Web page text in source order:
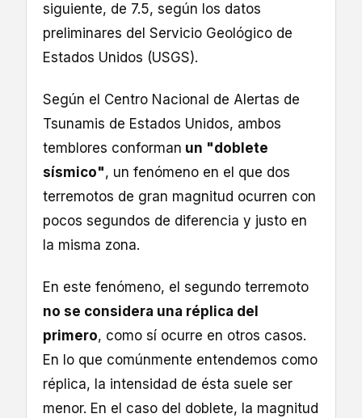
siguiente, de 7.5, según los datos
preliminares del Servicio Geológico de
Estados Unidos (USGS).
Según el Centro Nacional de Alertas de
Tsunamis de Estados Unidos, ambos
temblores conforman un "doblete
sísmico", un fenómeno en el que dos
terremotos de gran magnitud ocurren con
pocos segundos de diferencia y justo en
la misma zona.
En este fenómeno, el segundo terremoto
no se considera una réplica del
primero, como sí ocurre en otros casos.
En lo que comúnmente entendemos como
réplica, la intensidad de ésta suele ser
menor. En el caso del doblete, la magnitud